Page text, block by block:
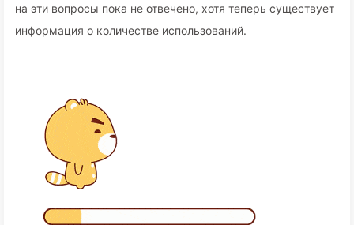
на эти вопросы пока не отвечено, хотя теперь существует
информация о количестве использований.